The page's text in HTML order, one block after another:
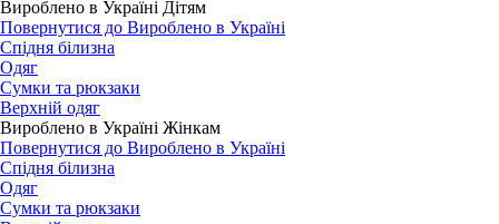
Вироблено в Україні Дітям
Повернутися до Вироблено в Україні
Спідня білизна
Одяг
Сумки та рюкзаки
Верхній одяг
Вироблено в Україні Жінкам
Повернутися до Вироблено в Україні
Спідня білизна
Одяг
Сумки та рюкзаки